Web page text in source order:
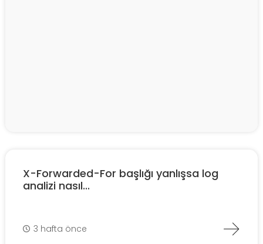
X-Forwarded-For başlığı yanlışsa log
analizi nasıl...
3 hafta önce